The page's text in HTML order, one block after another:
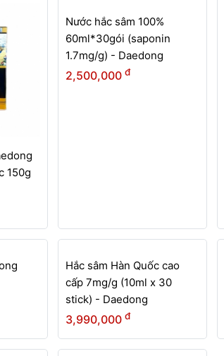
150g
Nước hắc sâm 100%
60ml*30gói (saponin
1.7mg/g) - Daedong
2,500,000 đ
HẾT
Hắc sâm Hàn Quốc cao
cấp 7mg/g (10ml x 30
stick) - Daedong
3,990,000 đ
HẾT